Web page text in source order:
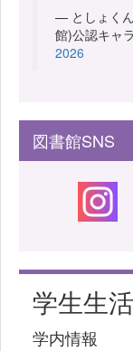
— としょく
館)公認キャ
2026
図書館SNS
学生生
学内情報